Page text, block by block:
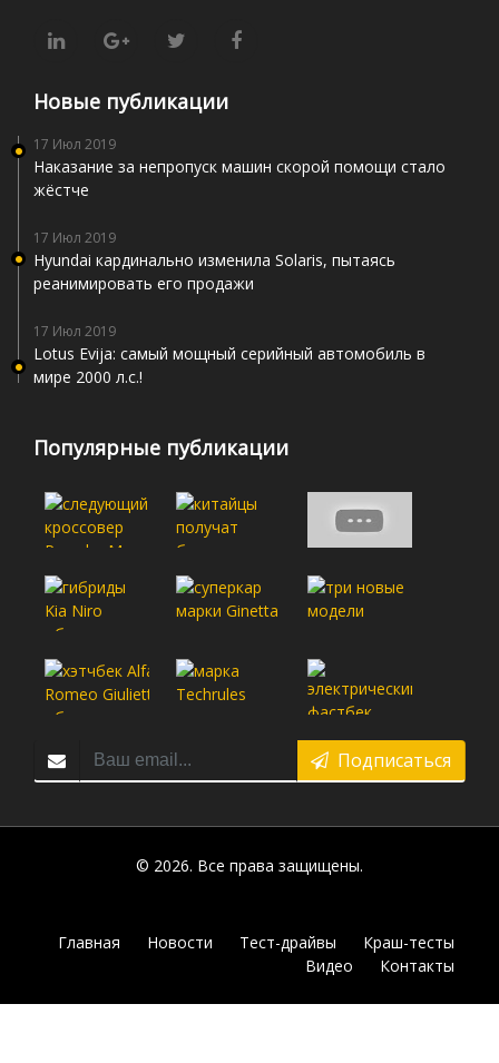
Новые публикации
17 Июл 2019
Наказание за непропуск машин скорой помощи стало
жёстче
17 Июл 2019
Hyundai кардинально изменила Solaris, пытаясь
реанимировать его продажи
17 Июл 2019
Lotus Evija: самый мощный серийный автомобиль в
мире 2000 л.с.!
Популярные публикации
Подписаться
© 2026. Все права защищены.
Главная Новости Тест-драйвы
Краш-тесты
Видео
Контакты